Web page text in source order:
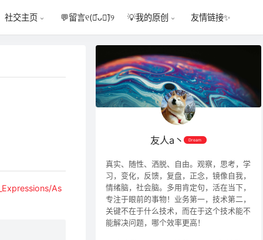
社交主页 💬留言୧(﹒︠ᴗ﹒︡)୨ 💡我的原创 友情链接✨
As
友人a丶 Dream
真实、随性、洒脱、自由。观察，思考，学
习，变化，反馈，复盘，正念，镜像自我，
情绪脑，社会脑。多用肯定句，活在当下，
专注于眼前的事物！业务第一，技术第二，
关键不在于什么技术，而在于这个技术能不
能解决问题，哪个效率更高！